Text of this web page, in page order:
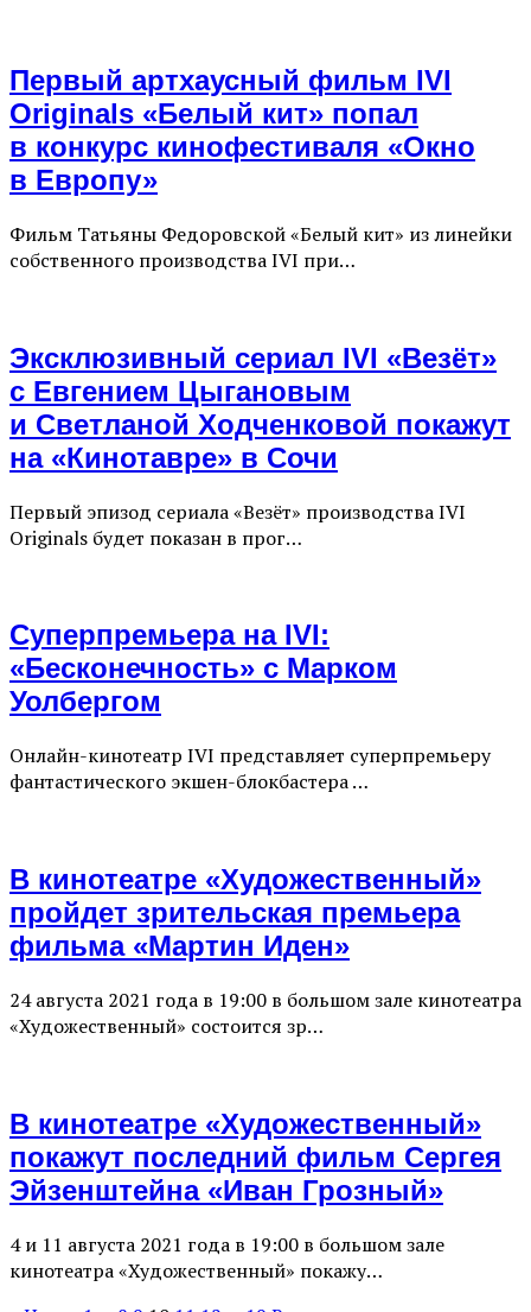
Первый артхаусный фильм IVI
Originals «Белый кит» попал
в конкурс кинофестиваля «Окно
в Европу»
Фильм Татьяны Федоровской «Белый кит» из линейки
собственного производства IVI при…
Эксклюзивный сериал IVI «Везёт»
с Евгением Цыгановым
и Светланой Ходченковой покажут
на «Кинотавре» в Сочи
Первый эпизод сериала «Везёт» производства IVI
Originals будет показан в прог…
Суперпремьера на IVI:
«Бесконечность» с Марком
Уолбергом
Онлайн-кинотеатр IVI представляет суперпремьеру
фантастического экшен-блокбастера …
В кинотеатре «Художественный»
пройдет зрительская премьера
фильма «Мартин Иден»
24 августа 2021 года в 19:00 в большом зале кинотеатра
«Художественный» состоится зр…
В кинотеатре «Художественный»
покажут последний фильм Сергея
Эйзенштейна «Иван Грозный»
4 и 11 августа 2021 года в 19:00 в большом зале
кинотеатра «Художественный» покажу…